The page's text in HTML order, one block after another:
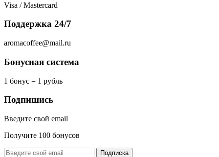
Visa / Mastercard
Поддержка 24/7
aromacoffee@mail.ru
Бонусная система
1 бонус = 1 рубль
Подпишись
Введите свой email
Получите 100 бонусов
Подписка